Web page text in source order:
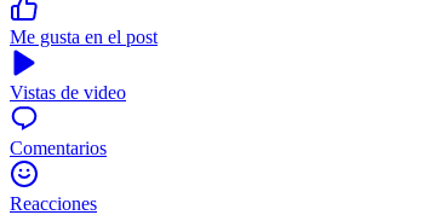
Me gusta en el post
Vistas de video
Comentarios
Reacciones